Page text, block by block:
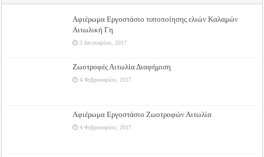
Αφιέρωμα Εργοστάσιο τυποποίησης ελιών Καλαμών
Αιτωλική Γη
3 Ιανουαρίου, 2017
Ζωοτροφές Αιτωλία Διαφήμιση
4 Φεβρουαρίου, 2017
Αφιέρωμα Εργοστάσιο Ζωοτροφών Αιτωλία
4 Φεβρουαρίου, 2017